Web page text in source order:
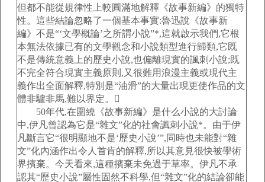
但都不能從規律性上較圓滿地解釋《故事新編》的獨特
性。這些結論忽略了一個基本事實:魯迅說《故事新
編》不是“‘文學概論’之所謂小說”*,這就啟示我們,它根
本無法依據已有的文學觀念和小說類型進行歸類,它既
不是傳統意義上的歷史小說,也偏離現實的諷刺小說;既
不完全符合現實主義原則,又很難用浪漫主義或現代主
義作出全面解釋,特別是“油滑”的大量出現更使作品的文
體非驢非馬,難以界定。
50年代,在圍繞《故事新編》是什么小說的大討論
中,伊凡曾認為它是“雜文”化的社會諷刺小說*。由于伊
凡斷言它“很明顯地不是‘歷史小說’”,同時也未能對“雜
文”化內涵作出令人首肯的解釋,所以其意見很快被學術
界擯棄。今天看來,這種擯棄未免過于草率。伊凡不承
認其“歷史小說”屬性固然不科學,但“雜文”化的結論卻能